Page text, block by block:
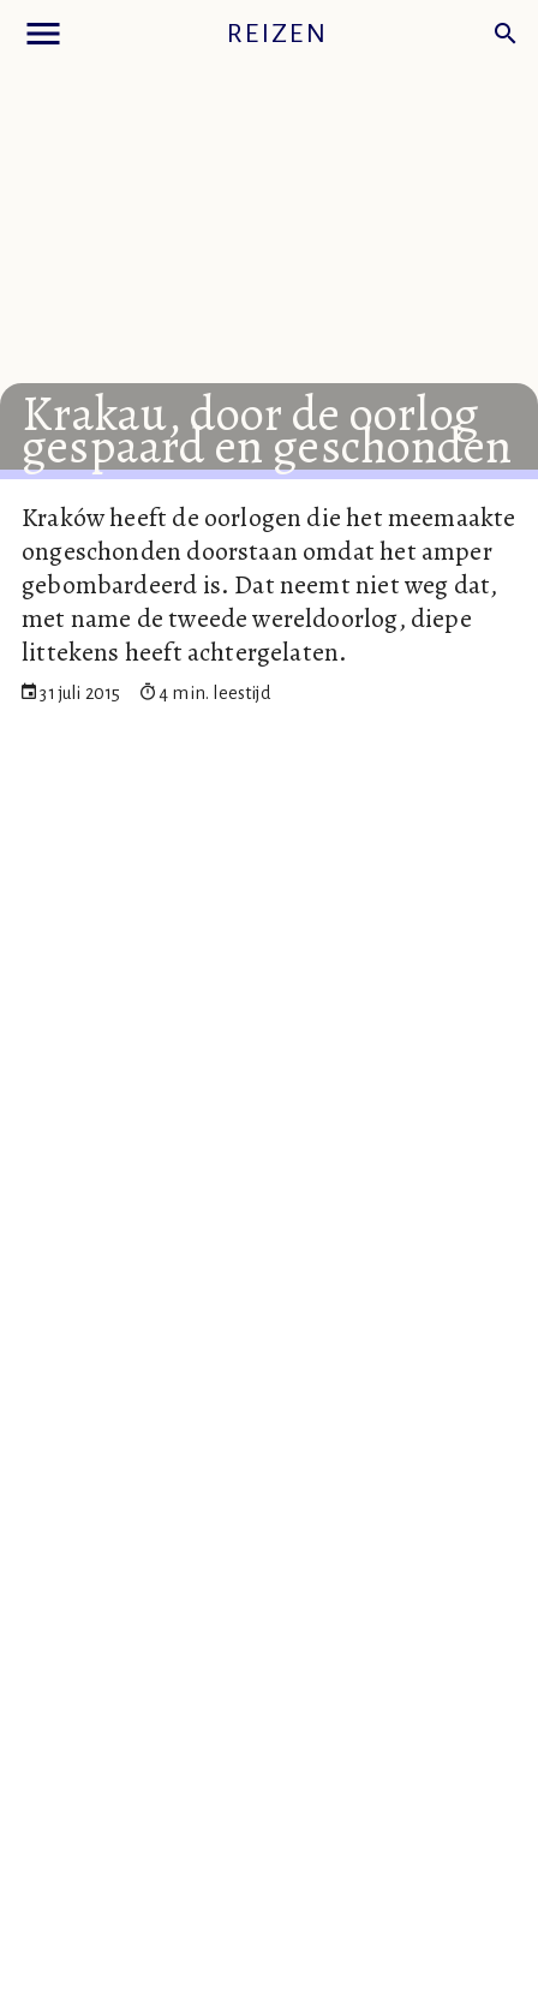
menu REIZEN search
Krakau, doorde oorlog
gespaardengeschonden
Kraków heeft de oorlogen die het meemaakte
ongeschonden doorstaan omdat het amper
gebombardeerd is. Dat neemt niet weg dat,
met name de tweede wereldoorlog, diepe
littekens heeft achtergelaten.
31 juli 2015 4 min. leestijd